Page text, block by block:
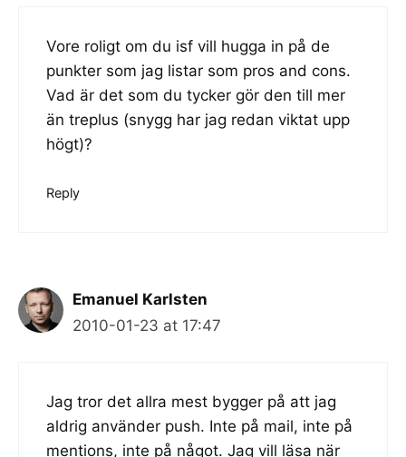
Vore roligt om du isf vill hugga in på de
punkter som jag listar som pros and cons.
Vad är det som du tycker gör den till mer
än treplus (snygg har jag redan viktat upp
högt)?
Reply
Emanuel Karlsten
2010-01-23 at 17:47
Jag tror det allra mest bygger på att jag
aldrig använder push. Inte på mail, inte på
mentions, inte på något. Jag vill läsa när